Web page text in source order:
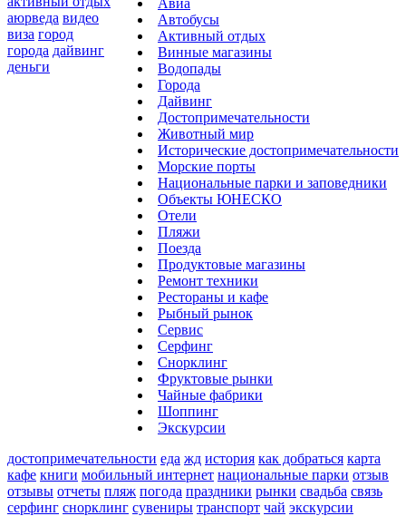
Автобусы
Активный отдых
Винные магазины
Водопады
Города
Дайвинг
Достопримечательности
Животный мир
Исторические достопримечательности
Морские порты
Национальные парки и заповедники
Объекты ЮНЕСКО
Отели
Пляжи
Поезда
Продуктовые магазины
Ремонт техники
Рестораны и кафе
Рыбный рынок
Сервис
Серфинг
Снорклинг
Фруктовые рынки
Чайные фабрики
Шоппинг
Экскурсии
аюрведа видео
виза город
города дайвинг
деньги
достопримечательности еда жд история как добраться карта
кафе книги мобильный интернет национальные парки отзыв
отзывы отчеты пляж погода праздники рынки свадьба связь
серфинг снорклинг сувениры транспорт чай экскурсии